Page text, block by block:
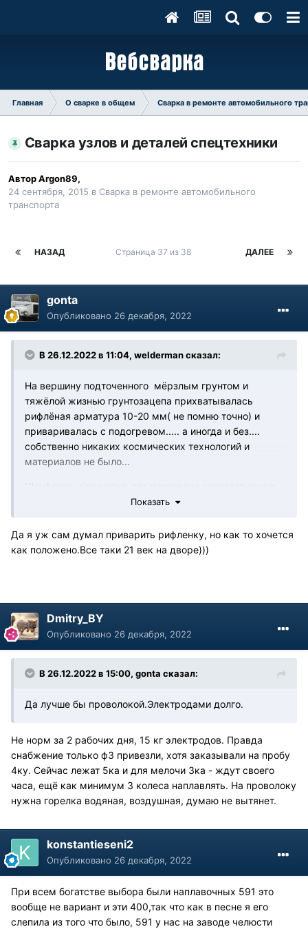
Главная О сварке в общем Сварка в ремонте автомобильного
Сварка узлов и деталей спецтехники
АвторArgon89,
24 сентября, 2015 в Сварка в ремонте автомобильного
транспорта
НАЗАД ДАЛЕЕ
Страница 37 из 38
gonta
Опубликовано 26 декабря, 2022
В 26.12.2022 в 11:04, weldermanсказал:
На вершину подточенного мёрзлым грунтом и
тяжёлой жизнью грунтозацепа прихватывалась
рифлёная арматура 10-20 мм( не помню точно) и
приваривалась с подогревом..... а иногда и без....
собственно никаких космических технологий и
материалов не было...
операций был.... ММА, УОНИИ13/55 чаще всего,
Показать
Да я уж сам думал приварить рифленку, но как то хочется
как положено.Все таки 21 век на дворе)))
Dmitry_BY
Опубликовано 26 декабря, 2022
В 26.12.2022 в 15:00, gonta сказал:
Да лучше бы проволокой.Электродами долго.
Не норм за 2 рабочих дня, 15 кг электродов. Правда
снабжение только ф3 привезли, хотя заказывали на пробу
4ку. Сейчас лежат 5ка и для мелочи 3ка - ждут своего
часа, ещё как минимум 3 колеса наплавлять. На проволоку
нужна горелка водяная, воздушная, думаю не вытянет.
konstantieseni2
Опубликовано 26 декабря, 2022
При всем богатстве выбора были наплавочных 591 это
вообще не вариант и эти 400,так что как в песне я его
слепила из того что было, 591 у нас на заводе челюсти